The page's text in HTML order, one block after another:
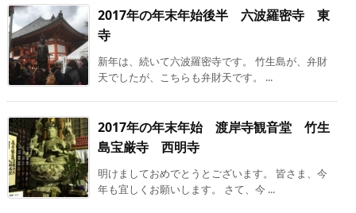
2017年の年末年始後半 六波羅密寺 東
寺
新年は、続いて六波羅密寺です。 竹生島が、弁財
天でしたが、こちらも弁財天です。 ...
2017年の年末年始 渡岸寺観音堂 竹生
島宝厳寺 西明寺
明けましておめでとうとございます。 皆さま、今
年も宜しくお願いします。 さて、今 ...